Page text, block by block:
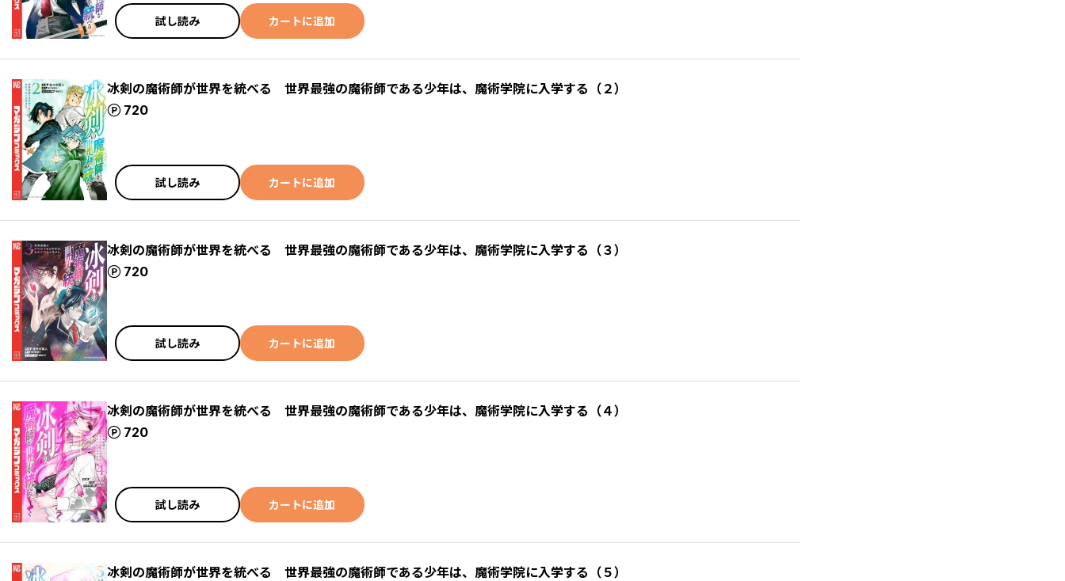
試し読み カートに追加
冰剣の魔術師が世界を統べる 世界最強の魔術師である少年は、魔術学院に入学する（２）
720
ポイント
試し読み カートに追加
冰剣の魔術師が世界を統べる 世界最強の魔術師である少年は、魔術学院に入学する（３）
720
ポイント
試し読み カートに追加
冰剣の魔術師が世界を統べる 世界最強の魔術師である少年は、魔術学院に入学する（４）
720
ポイント
試し読み カートに追加
冰剣の魔術師が世界を統べる 世界最強の魔術師である少年は、魔術学院に入学する（５）